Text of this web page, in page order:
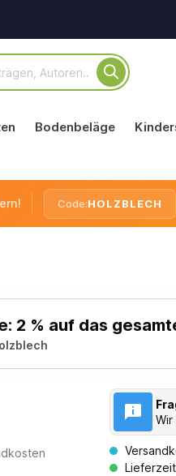
Bodenbeläge
Code:HOLZBLECH
2 % auf das